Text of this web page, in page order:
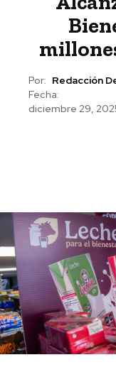
Por: Redacción
Fecha:
diciembre 29,